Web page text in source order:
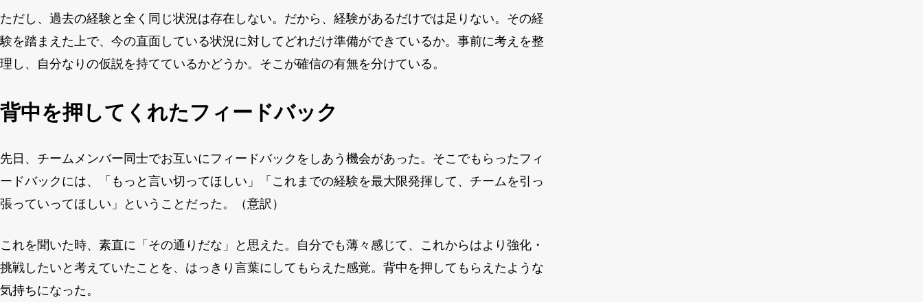
ただし、過去の経験と全く同じ状況は存在しない。だから、経験があるだけでは足りない。その経
験を踏まえた上で、今の直面している状況に対してどれだけ準備ができているか。事前に考えを整
理し、自分なりの仮説を持てているかどうか。そこが確信の有無を分けている。
背中を押してくれたフィードバック
先日、チームメンバー同士でお互いにフィードバックをしあう機会があった。そこでもらったフィ
ードバックには、「もっと言い切ってほしい」「これまでの経験を最大限発揮して、チームを引っ
張っていってほしい」ということだった。（意訳）
これを聞いた時、素直に「その通りだな」と思えた。自分でも薄々感じて、これからはより強化・
挑戦したいと考えていたことを、はっきり言葉にしてもらえた感覚。背中を押してもらえたような
気持ちになった。